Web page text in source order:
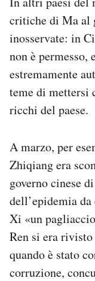
critiche di Ma al
inosservate: in
non è
estremamente
teme di mettersi
ricchi del paese.
A marzo, per
Zhiqiang era
governo cinese
dell’epidemia
Xi «un
Ren si era
quando è stato
corruzione,